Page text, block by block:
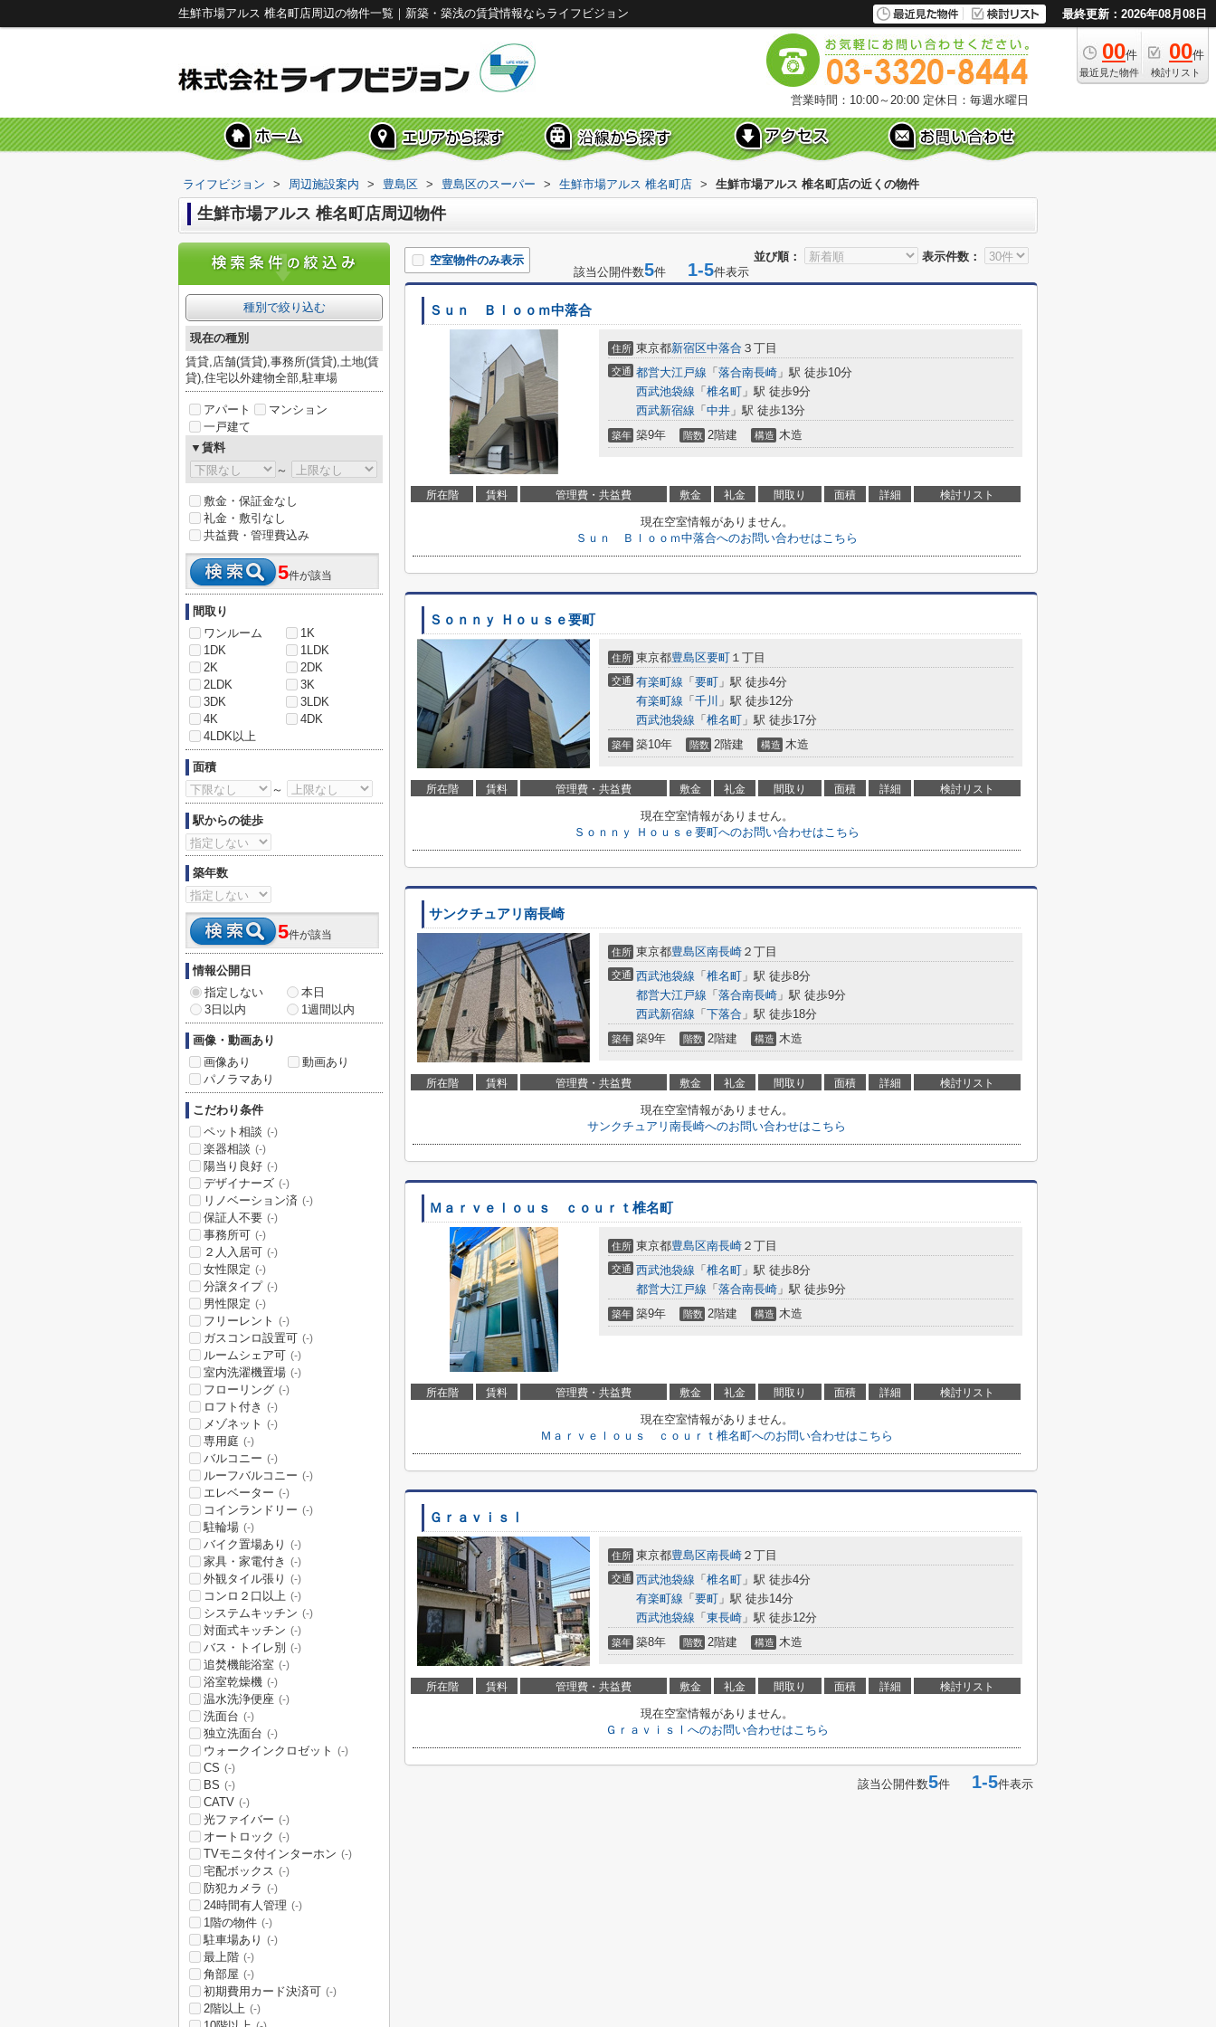
生鮮市場アルス 椎名町店周辺の物件一覧｜新築・築浅の賃貸情報ならライフビジョン 最終更新：2026年08月08日
00件
最近見た物件
00件
検討リスト
営業時間：10:00～20:00 定休日：毎週水曜日
ライフビジョン > 周辺施設案内 > 豊島区 > 豊島区のスーパー > 生鮮市場アルス 椎名町店 > 生鮮市場アルス 椎名町店の近くの物件
生鮮市場アルス 椎名町店周辺物件
並び順： 表示件数：
空室物件のみ表示
該当公開件数5件 1-5件表示
Ｓｕｎ Ｂｌｏｏｍ中落合
住所 東京都新宿区中落合 ３丁目
交通 都営大江戸線 「 落合南長崎 」駅 徒歩10分
西武池袋線 「 椎名町 」駅 徒歩9分
西武新宿線 「 中井 」駅 徒歩13分
築年 築9年 階数 2階建 構造 木造
所在階 賃料 管理費・共益費 敷金 礼金 間取り 面積 詳細 検討リスト
現在空室情報がありません。
Ｓｕｎ Ｂｌｏｏｍ中落合へのお問い合わせはこちら
Ｓｏｎｎｙ Ｈｏｕｓｅ要町
住所 東京都豊島区要町 １丁目
交通 有楽町線 「 要町 」駅 徒歩4分
有楽町線 「 千川 」駅 徒歩12分
西武池袋線 「 椎名町 」駅 徒歩17分
築年 築10年 階数 2階建 構造 木造
所在階 賃料 管理費・共益費 敷金 礼金 間取り 面積 詳細 検討リスト
現在空室情報がありません。
Ｓｏｎｎｙ Ｈｏｕｓｅ要町へのお問い合わせはこちら
サンクチュアリ南長崎
住所 東京都豊島区南長崎 ２丁目
交通 西武池袋線 「 椎名町 」駅 徒歩8分
都営大江戸線 「 落合南長崎 」駅 徒歩9分
西武新宿線 「 下落合 」駅 徒歩18分
築年 築9年 階数 2階建 構造 木造
所在階 賃料 管理費・共益費 敷金 礼金 間取り 面積 詳細 検討リスト
現在空室情報がありません。
サンクチュアリ南長崎へのお問い合わせはこちら
Ｍａｒｖｅｌｏｕｓ ｃｏｕｒｔ椎名町
住所 東京都豊島区南長崎 ２丁目
交通 西武池袋線 「 椎名町 」駅 徒歩8分
都営大江戸線 「 落合南長崎 」駅 徒歩9分
築年 築9年 階数 2階建 構造 木造
所在階 賃料 管理費・共益費 敷金 礼金 間取り 面積 詳細 検討リスト
現在空室情報がありません。
Ｍａｒｖｅｌｏｕｓ ｃｏｕｒｔ椎名町へのお問い合わせはこちら
ＧｒａｖｉｓⅠ
住所 東京都豊島区南長崎 ２丁目
交通 西武池袋線 「 椎名町 」駅 徒歩4分
有楽町線 「 要町 」駅 徒歩14分
西武池袋線 「 東長崎 」駅 徒歩12分
築年 築8年 階数 2階建 構造 木造
所在階 賃料 管理費・共益費 敷金 礼金 間取り 面積 詳細 検討リスト
現在空室情報がありません。
ＧｒａｖｉｓⅠへのお問い合わせはこちら
該当公開件数5件 1-5件表示
種別で絞り込む
現在の種別
賃貸,店舗(賃貸),事務所(賃貸),土地(賃
貸),住宅以外建物全部,駐車場
アパート
マンション
一戸建て
▼賃料
～
敷金・保証金なし
礼金・敷引なし
共益費・管理費込み
5件が該当
間取り
ワンルーム
1K
1DK
1LDK
2K
2DK
2LDK
3K
3DK
3LDK
4K
4DK
4LDK以上
面積
～
駅からの徒歩
築年数
5件が該当
情報公開日
指定しない
本日
3日以内
1週間以内
画像・動画あり
画像あり
動画あり
パノラマあり
こだわり条件
ペット相談 (-)
楽器相談 (-)
陽当り良好 (-)
デザイナーズ (-)
リノベーション済 (-)
保証人不要 (-)
事務所可 (-)
２人入居可 (-)
女性限定 (-)
分譲タイプ (-)
男性限定 (-)
フリーレント (-)
ガスコンロ設置可 (-)
ルームシェア可 (-)
室内洗濯機置場 (-)
フローリング (-)
ロフト付き (-)
メゾネット (-)
専用庭 (-)
バルコニー (-)
ルーフバルコニー (-)
エレベーター (-)
コインランドリー (-)
駐輪場 (-)
バイク置場あり (-)
家具・家電付き (-)
外観タイル張り (-)
コンロ２口以上 (-)
システムキッチン (-)
対面式キッチン (-)
バス・トイレ別 (-)
追焚機能浴室 (-)
浴室乾燥機 (-)
温水洗浄便座 (-)
洗面台 (-)
独立洗面台 (-)
ウォークインクロゼット (-)
CS (-)
BS (-)
CATV (-)
光ファイバー (-)
オートロック (-)
TVモニタ付インターホン (-)
宅配ボックス (-)
防犯カメラ (-)
24時間有人管理 (-)
1階の物件 (-)
駐車場あり (-)
最上階 (-)
角部屋 (-)
初期費用カード決済可 (-)
2階以上 (-)